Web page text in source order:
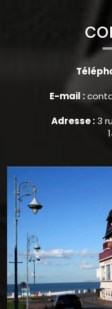
E-mail :
Adresse :3
14640